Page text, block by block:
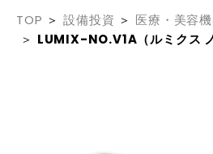
TOP 設備投資
医療・美容
LUMIX-NO.V1A（ルミクス ノ